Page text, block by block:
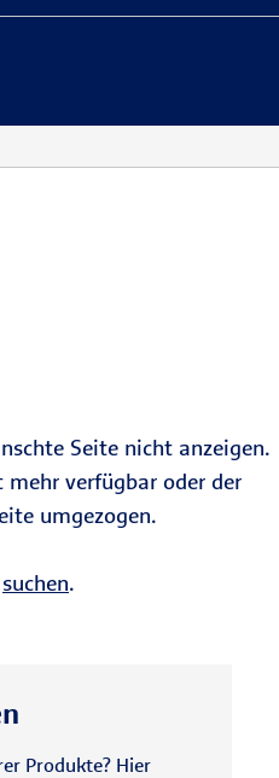
Seite nicht anzeigen.
verfügbar oder der
umgezogen.
suchen.
Produkte? Hier